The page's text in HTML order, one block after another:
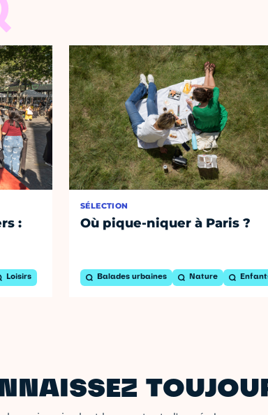
:
Loisirs
SÉLECTION
Où pique-niquer à Paris ?
Balades urbaines Nature